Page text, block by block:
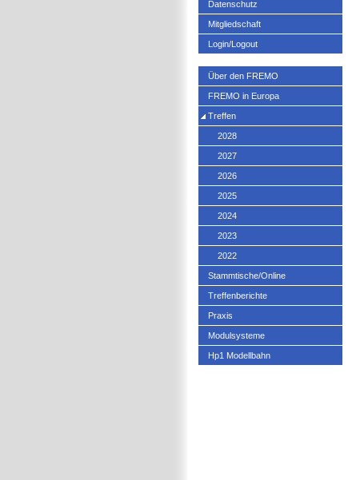
Datenschutz
Mitgliedschaft
Login/Logout
Über den FREMO
FREMO in Europa
Treffen
2028
2027
2026
2025
2024
2023
2022
Stammtische/Online
Treffenberichte
Praxis
Modulsysteme
Hp1 Modellbahn